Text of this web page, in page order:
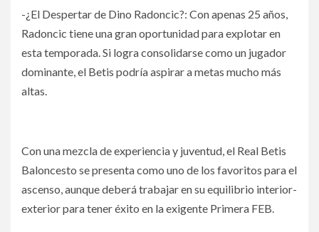
-¿El Despertar de Dino Radoncic?: Con apenas 25 años,
Radoncic tiene una gran oportunidad para explotar en
esta temporada. Si logra consolidarse como un jugador
dominante, el Betis podría aspirar a metas mucho más
altas.
Con una mezcla de experiencia y juventud, el Real Betis
Baloncesto se presenta como uno de los favoritos para el
ascenso, aunque deberá trabajar en su equilibrio interior-
exterior para tener éxito en la exigente Primera FEB.